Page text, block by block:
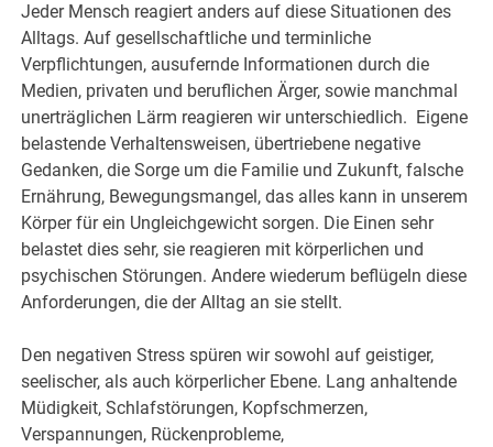
Jeder Mensch reagiert anders auf diese Situationen des
Alltags. Auf gesellschaftliche und terminliche
Verpflichtungen, ausufernde Informationen durch die
Medien, privaten und beruflichen Ärger, sowie manchmal
unerträglichen Lärm reagieren wir unterschiedlich. Eigene
belastende Verhaltensweisen, übertriebene negative
Gedanken, die Sorge um die Familie und Zukunft, falsche
Ernährung, Bewegungsmangel, das alles kann in unserem
Körper für ein Ungleichgewicht sorgen. Die Einen sehr
belastet dies sehr, sie reagieren mit körperlichen und
psychischen Störungen. Andere wiederum beflügeln diese
Anforderungen, die der Alltag an sie stellt.
Den negativen Stress spüren wir sowohl auf geistiger,
seelischer, als auch körperlicher Ebene. Lang anhaltende
Müdigkeit, Schlafstörungen, Kopfschmerzen,
Verspannungen, Rückenprobleme,